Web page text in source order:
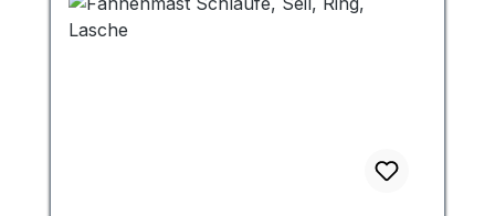
Flattern der Fahne minimieren und
verhindern, dass diese zerrissen wird oder
geeignet sind. Beide kommen in einer